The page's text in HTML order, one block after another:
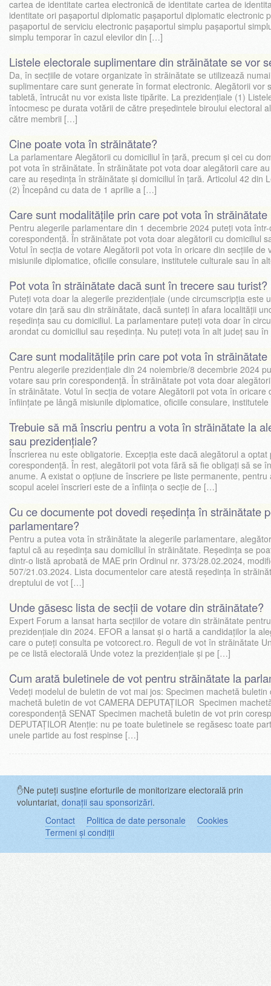
cartea de identitate cartea electronică de identitate cartea de
identitate ori pașaportul diplomatic pașaportul diplomatic electronic
pașaportul de serviciu electronic pașaportul simplu pașaportul
simplu temporar în cazul elevilor din […]
Listele electorale suplimentare din străinătate se vor
Da, în secțiile de votare organizate în străinătate se utilizează
suplimentare care sunt generate în format electronic. Alegătorii vor
tabletă, întrucât nu vor exista liste tipărite. La prezidențiale (1)
întocmesc pe durata votării de către preşedintele biroului electoral
către membrii […]
Cine poate vota în străinătate?
La parlamentare Alegătorii cu domiciliul în țară, precum și cei cu
pot vota în străinătate. În străinătate pot vota doar alegătorii care
care au reședința în străinătate și domiciliul în țară. Articolul 42 din
(2) Începând cu data de 1 aprilie a […]
Care sunt modalitățile prin care pot vota în
Pentru alegerile parlamentare din 1 decembrie 2024 puteți vota
corespondență. În străinătate pot vota doar alegătorii cu domiciliul
Votul în secția de votare Alegătorii pot vota în oricare din secțiile de
misiunile diplomatice, oficiile consulare, institutele culturale sau în
Pot vota în străinătate dacă sunt în trecere sau turist?
Puteți vota doar la alegerile prezidențiale (unde circumscripția este
votare din țară sau din străinătate, dacă sunteți în afara localității
reședința sau cu domiciliul. La parlamentare puteți vota doar în
arondat cu domiciliul sau reședința. Nu puteți vota în alt județ sau
Care sunt modalitățile prin care pot vota în
Pentru alegerile prezidențiale din 24 noiembrie/8 decembrie 2024
votare sau prin corespondență. În străinătate pot vota doar
în străinătate. Votul în secția de votare Alegătorii pot vota în oricare
înființate pe lângă misiunile diplomatice, oficiile consulare,
Trebuie să mă înscriu pentru a vota în străinătate la
sau prezidențiale?
Înscrierea nu este obligatorie. Excepția este dacă alegătorul a
corespondență. În rest, alegătorii pot vota fără să fie obligați să se
anume. A existat o opțiune de înscriere pe liste permanente,
scopul acelei înscrieri este de a înființa o secție de […]
Cu ce documente pot dovedi reședința în străinătate
parlamentare?
Pentru a putea vota în străinătate la alegerile parlamentare,
faptul că au reședința sau domiciliul în străinătate. Reședința se
dintr-o listă aprobată de MAE prin Ordinul nr. 373/28.02.2024,
507/21.03.2024. Lista documentelor care atestă reședința în
dreptului de vot […]
Unde găsesc lista de secții de votare din străinătate?
Expert Forum a lansat harta secțiilor de votare din străinătate
prezidențiale din 2024. EFOR a lansat și o hartă a candidaților la
care o puteți consulta pe votcorect.ro. Reguli de vot în străinătate
pe ce listă electorală Unde votez la prezidențiale și pe […]
Cum arată buletinele de vot pentru străinătate la
Vedeți modelul de buletin de vot mai jos: Specimen machetă buletin
machetă buletin de vot CAMERA DEPUTAȚILOR Specimen
corespondență SENAT Specimen machetă buletin de vot prin
DEPUTAȚILOR Atenție: nu pe toate buletinele se regăsesc toate
unele partide au fost respinse […]
✋Ne puteți susține eforturile de monitorizare electorală prin
voluntariat, donații sau sponsorizări.
Contact
Politica de date personale
Cookies
Termeni și condiții